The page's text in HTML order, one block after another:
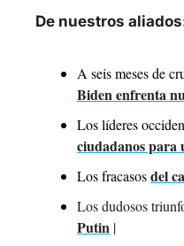
De nuestros
Biden enfrenta
Los líderes
ciudadanos para
Los fracasos del
Los dudosos
Putin |